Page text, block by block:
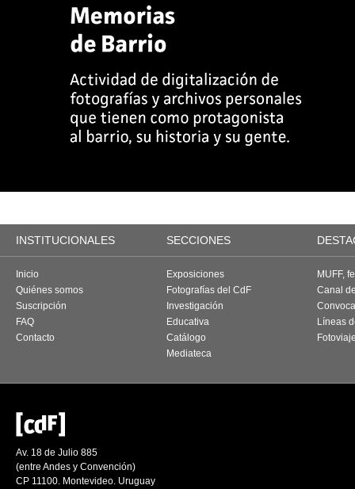
INSTITUCIONALES SECCIONES
Inicio
Quiénes somos
Suscripción
FAQ
Contacto
Exposiciones
Fotografías del CdF
Investigación
Educativa
Catálogo
Mediateca
MUFF,
Canal
Líneas
Av. 18 de Julio 885
(entre Andes y Convención)
CP 11100. Montevideo. Uruguay